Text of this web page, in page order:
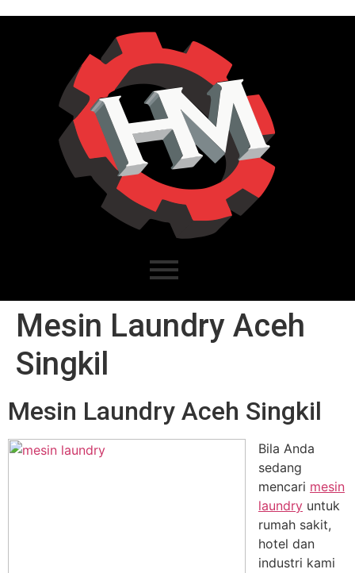
Mesin Laundry Aceh
Singkil
Mesin Laundry Aceh Singkil
Bila Anda
sedang
mencari mesin
laundry untuk
rumah sakit,
hotel dan
industri kami